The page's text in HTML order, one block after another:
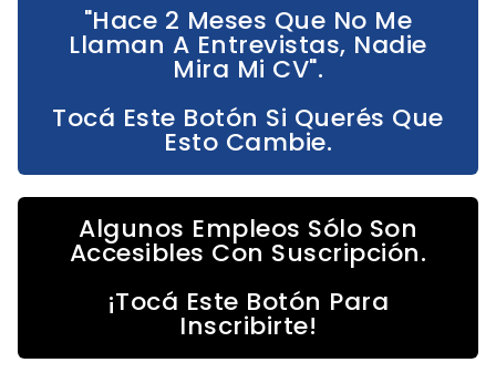
"Hace 2 Meses Que No Me
Llaman A Entrevistas, Nadie
Mira Mi CV".
Tocá Este Botón Si Querés Que
Esto Cambie.
Algunos Empleos Sólo Son
Accesibles Con Suscripción.
¡Tocá Este Botón Para
Inscribirte!